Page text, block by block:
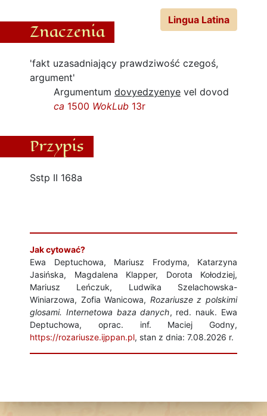
Znaczenia
Lingua Latina
'fakt uzasadniający prawdziwość czegoś,
argument'
Argumentum dovyedzyenye vel dovod
ca 1500 WokLub 13r
Przypis
Sstp II 168a
Jak cytować?
Ewa Deptuchowa, Mariusz Frodyma, Katarzyna
Jasińska, Magdalena Klapper, Dorota Kołodziej,
Mariusz Leńczuk, Ludwika Szelachowska-
Winiarzowa, Zofia Wanicowa, Rozariusze z polskimi
glosami. Internetowa baza danych, red. nauk. Ewa
Deptuchowa, oprac. inf. Maciej Godny,
https://rozariusze.ijppan.pl, stan z dnia: 7.08.2026 r.